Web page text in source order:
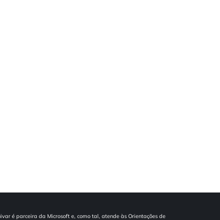
é parceira da Microsoft e, como tal, atende às Orientações de